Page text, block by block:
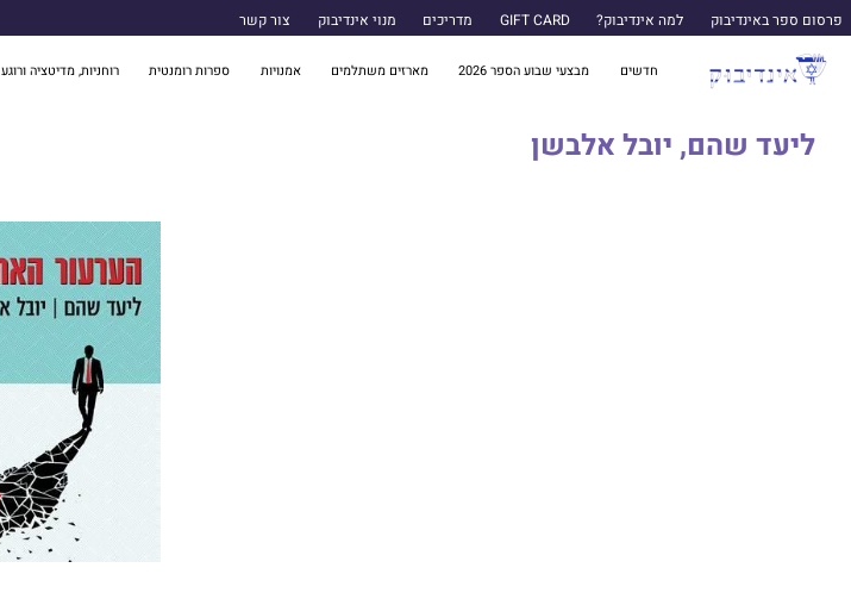
פרסום ספר באינדיבוק למה אינדיבוק? GIFT CARD מדריכים מנוי אינדיבוק צור קשר
חדשים מבצעי שבוע הספר 2026 מארזים משתלמים אמנויות ספרות רומנטית רוחניות, מדיטציה ורוגע
ליעד שהם, יובל אלבשן